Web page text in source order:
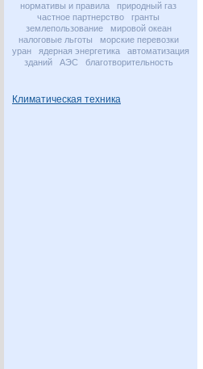
нормативы и правила
природный газ
частное партнерство
гранты
землепользование
мировой океан
налоговые льготы
морские перевозки
уран
ядерная энергетика
автоматизация
зданий
АЭС благотворительность
Климатическая техника